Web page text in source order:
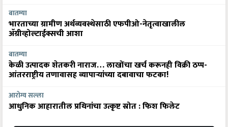
बातम्या
भारताच्या ग्रामीण अर्थव्यवस्थेसाठी एफपीओ-नेतृत्वाखालील
अ‍ॅग्रीव्होल्टाईक्सची आशा
बातम्या
केळी उत्पादक शेतकरी नाराज… लाखोंचा खर्च करूनही विक्री ठप्प-
आंतरराष्ट्रीय तणावासह व्यापाऱ्यांच्या दबावाचा फटका!
आरोग्य सल्ला
आधुनिक आहारातील प्रथिनांचा उत्कृष्ट स्रोत : फिश फिलेट